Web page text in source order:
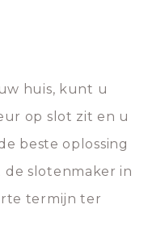
huis, kunt u
op slot zit en u
beste oplossing
slotenmaker in
termijn ter